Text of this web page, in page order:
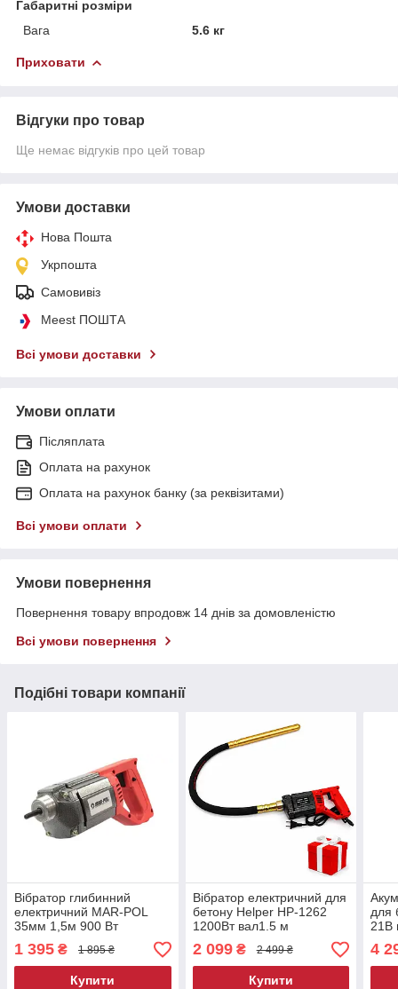
Габаритні розміри
Вага
5.6 кг
Приховати
Відгуки про товар
Ще немає відгуків про цей товар
Умови доставки
Нова Пошта
Укрпошта
Самовивіз
Meest ПОШТА
Всі умови доставки
Умови оплати
Післяплата
Оплата на рахунок
Оплата на рахунок банку (за реквізитами)
Всі умови оплати
Умови повернення
Повернення товару впродовж 14 днів за домовленістю
Всі умови повернення
Подібні товари компанії
Вібратор глибинний
електричний MAR-POL
35мм 1,5м 900 Вт
віброущільнювач
будівельний вібратор для
бетону
1 395 ₴ 1 895 ₴
Купити
Вібратор електричний для
бетону Helper HP-1262
1200Вт вал1.5 м
будівельний глибинний
вібратор
2 099₴ 2 499 ₴
Купити
для
21В
4